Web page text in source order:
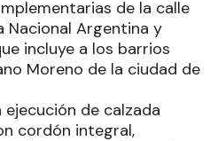
de la calle
Nacional Argentina y
incluye a los barrios
Moreno de la ciudad de
de calzada
cordón integral,